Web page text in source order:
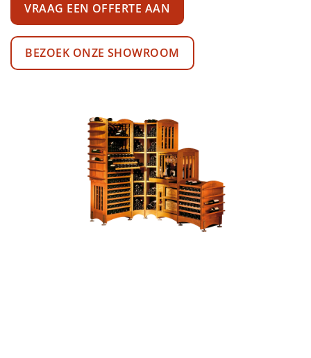
VRAAG EEN OFFERTE AAN
BEZOEK ONZE SHOWROOM